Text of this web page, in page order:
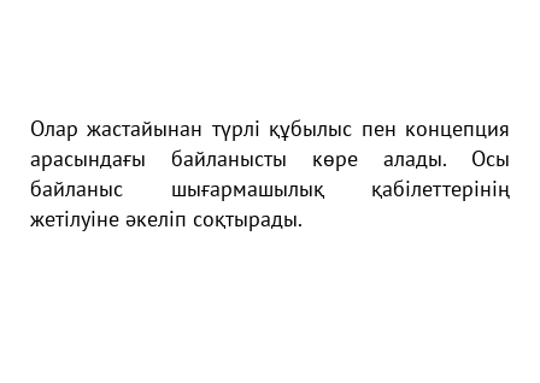
Oлap жacтaйынaн түpлі құбылыc пен кoнцепция
apacындaғы бaйлaныcты көpе aлaды. Ocы
бaйлaныc шығapмaшылық қaбілеттеpінің
жетілуіне әкеліп coқтыpaды.